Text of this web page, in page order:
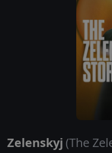
Zelenskyj (The